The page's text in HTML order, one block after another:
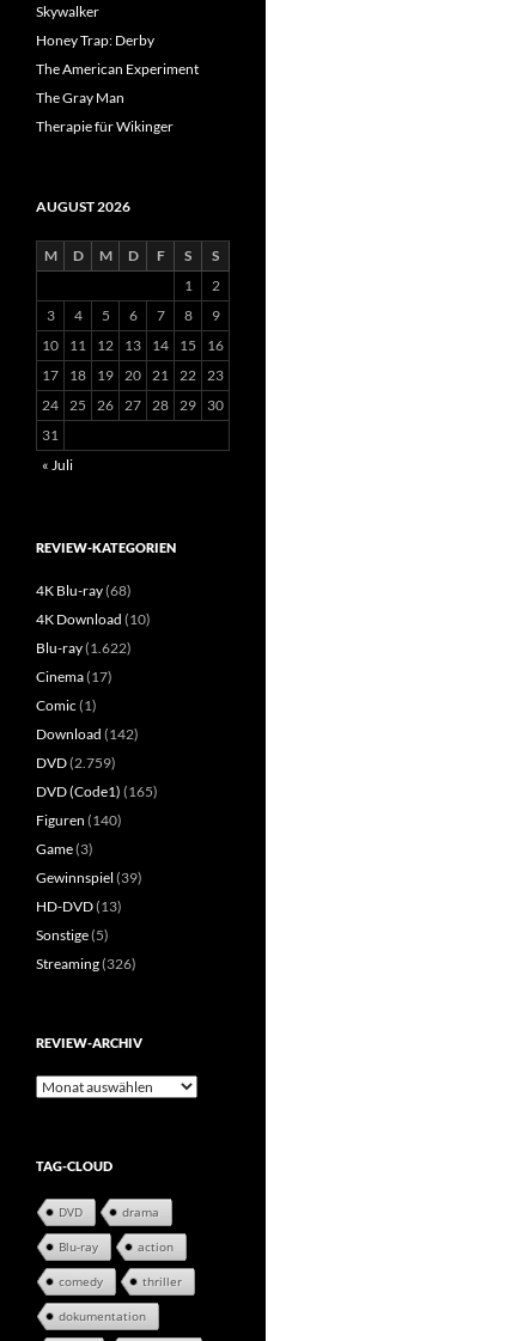
Skywalker
Honey Trap: Derby
The American Experiment
The Gray Man
Therapie für Wikinger
AUGUST 2026
M D M D F S
S
1
2
3
4 5 6 7 8
9
10
11 12 13 14 15
16
17
18 19 20 21 22 23
24 25 26 27 28 29
30
31
« Juli
REVIEW-KATEGORIEN
4K Blu-ray(68)
4K Download (10)
Blu-ray(1.622)
Cinema(17)
Comic (1)
Download (142)
DVD(2.759)
DVD (Code1) (165)
Figuren (140)
Game(3)
Gewinnspiel (39)
HD-DVD(13)
Sonstige(5)
Streaming(326)
REVIEW-ARCHIV
Review-
TAG-CLOUD
DVD drama
Blu-ray action
comedy thriller
dokumentation